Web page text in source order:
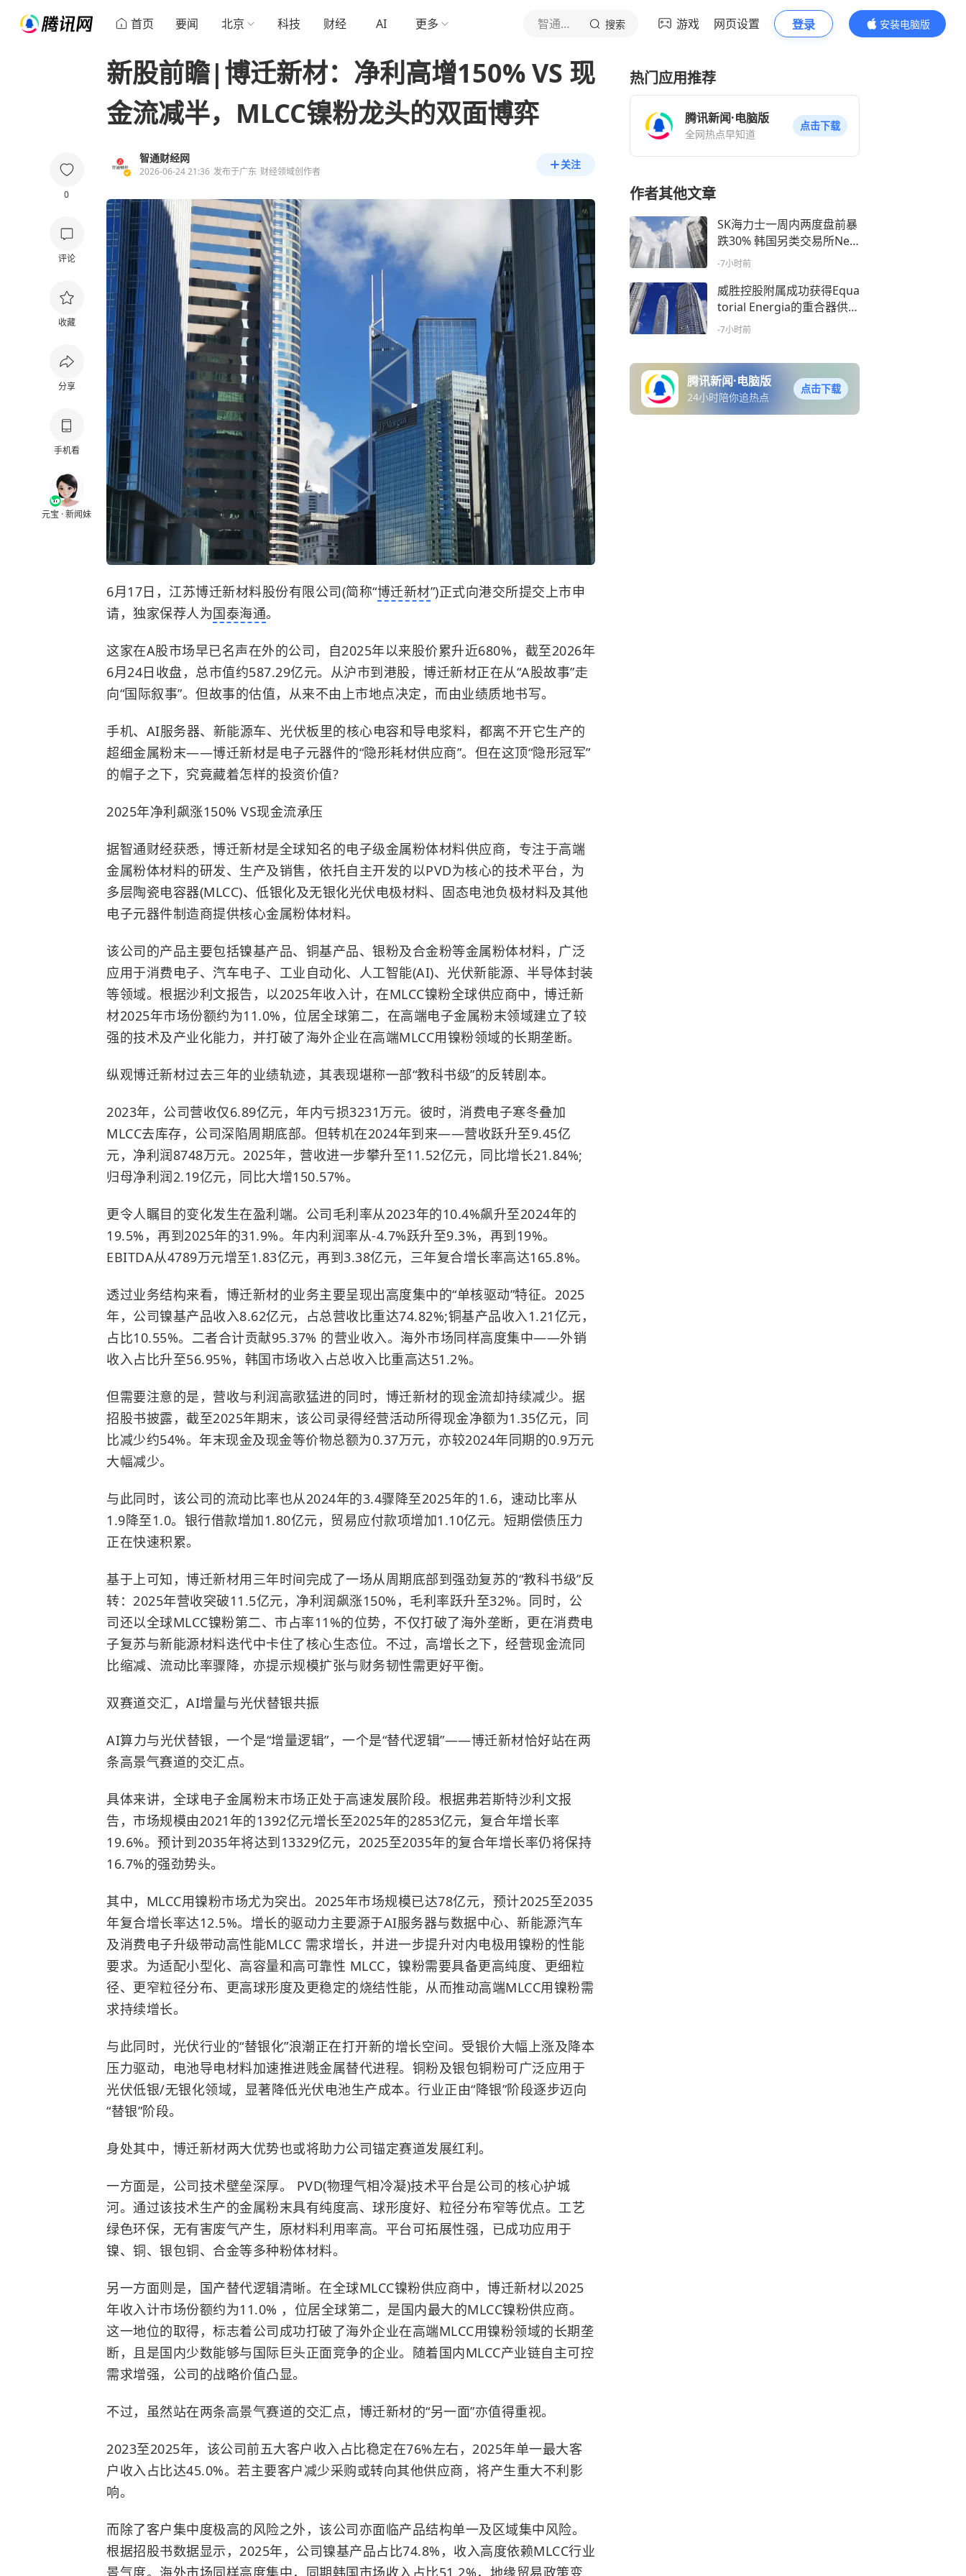
首页 要闻 北京 科技 财经 AI 更多 智通财经网 搜索 游戏 网页设置 登录
安装电脑版
内容更精彩
0
评论
收藏
分享
手机看
元宝 · 新闻妹
新股前瞻|博迁新材：净利高增150% VS 现
金流减半，MLCC镍粉龙头的双面博弈
智通财经网
2026-06-24 21:36 发布于广东 财经领域创作者
关注
6月17日，江苏博迁新材料股份有限公司(简称“博迁新材”)正式向港交所提交上市申
请，独家保荐人为国泰海通。
这家在A股市场早已名声在外的公司，自2025年以来股价累升近680%，截至2026年
6月24日收盘，总市值约587.29亿元。从沪市到港股，博迁新材正在从“A股故事”走
向“国际叙事”。但故事的估值，从来不由上市地点决定，而由业绩质地书写。
手机、AI服务器、新能源车、光伏板里的核心电容和导电浆料，都离不开它生产的
超细金属粉末——博迁新材是电子元器件的“隐形耗材供应商”。但在这顶“隐形冠军”
的帽子之下，究竟藏着怎样的投资价值?
2025年净利飙涨150% VS现金流承压
据智通财经获悉，博迁新材是全球知名的电子级金属粉体材料供应商，专注于高端
金属粉体材料的研发、生产及销售，依托自主开发的以PVD为核心的技术平台，为
多层陶瓷电容器(MLCC)、低银化及无银化光伏电极材料、固态电池负极材料及其他
电子元器件制造商提供核心金属粉体材料。
该公司的产品主要包括镍基产品、铜基产品、银粉及合金粉等金属粉体材料，广泛
应用于消费电子、汽车电子、工业自动化、人工智能(AI)、光伏新能源、半导体封装
等领域。根据沙利文报告，以2025年收入计，在MLCC镍粉全球供应商中，博迁新
材2025年市场份额约为11.0%，位居全球第二，在高端电子金属粉末领域建立了较
强的技术及产业化能力，并打破了海外企业在高端MLCC用镍粉领域的长期垄断。
纵观博迁新材过去三年的业绩轨迹，其表现堪称一部“教科书级”的反转剧本。
2023年，公司营收仅6.89亿元，年内亏损3231万元。彼时，消费电子寒冬叠加
MLCC去库存，公司深陷周期底部。但转机在2024年到来——营收跃升至9.45亿
元，净利润8748万元。2025年，营收进一步攀升至11.52亿元，同比增长21.84%;
归母净利润2.19亿元，同比大增150.57%。
更令人瞩目的变化发生在盈利端。公司毛利率从2023年的10.4%飙升至2024年的
19.5%，再到2025年的31.9%。年内利润率从-4.7%跃升至9.3%，再到19%。
EBITDA从4789万元增至1.83亿元，再到3.38亿元，三年复合增长率高达165.8%。
透过业务结构来看，博迁新材的业务主要呈现出高度集中的“单核驱动”特征。2025
年，公司镍基产品收入8.62亿元，占总营收比重达74.82%;铜基产品收入1.21亿元，
占比10.55%。二者合计贡献95.37% 的营业收入。海外市场同样高度集中——外销
收入占比升至56.95%，韩国市场收入占总收入比重高达51.2%。
但需要注意的是，营收与利润高歌猛进的同时，博迁新材的现金流却持续减少。据
招股书披露，截至2025年期末，该公司录得经营活动所得现金净额为1.35亿元，同
比减少约54%。年末现金及现金等价物总额为0.37万元，亦较2024年同期的0.9万元
大幅减少。
与此同时，该公司的流动比率也从2024年的3.4骤降至2025年的1.6，速动比率从
1.9降至1.0。银行借款增加1.80亿元，贸易应付款项增加1.10亿元。短期偿债压力
正在快速积累。
基于上可知，博迁新材用三年时间完成了一场从周期底部到强劲复苏的“教科书级”反
转：2025年营收突破11.5亿元，净利润飙涨150%，毛利率跃升至32%。同时，公
司还以全球MLCC镍粉第二、市占率11%的位势，不仅打破了海外垄断，更在消费电
子复苏与新能源材料迭代中卡住了核心生态位。不过，高增长之下，经营现金流同
比缩减、流动比率骤降，亦提示规模扩张与财务韧性需更好平衡。
双赛道交汇，AI增量与光伏替银共振
AI算力与光伏替银，一个是“增量逻辑”，一个是“替代逻辑”——博迁新材恰好站在两
条高景气赛道的交汇点。
具体来讲，全球电子金属粉末市场正处于高速发展阶段。根据弗若斯特沙利文报
告，市场规模由2021年的1392亿元增长至2025年的2853亿元，复合年增长率
19.6%。预计到2035年将达到13329亿元，2025至2035年的复合年增长率仍将保持
16.7%的强劲势头。
其中，MLCC用镍粉市场尤为突出。2025年市场规模已达78亿元，预计2025至2035
年复合增长率达12.5%。增长的驱动力主要源于AI服务器与数据中心、新能源汽车
及消费电子升级带动高性能MLCC 需求增长，并进一步提升对内电极用镍粉的性能
要求。为适配小型化、高容量和高可靠性 MLCC，镍粉需要具备更高纯度、更细粒
径、更窄粒径分布、更高球形度及更稳定的烧结性能，从而推动高端MLCC用镍粉需
求持续增长。
与此同时，光伏行业的“替银化”浪潮正在打开新的增长空间。受银价大幅上涨及降本
压力驱动，电池导电材料加速推进贱金属替代进程。铜粉及银包铜粉可广泛应用于
光伏低银/无银化领域，显著降低光伏电池生产成本。行业正由“降银”阶段逐步迈向
“替银”阶段。
身处其中，博迁新材两大优势也或将助力公司锚定赛道发展红利。
一方面是，公司技术壁垒深厚。 PVD(物理气相冷凝)技术平台是公司的核心护城
河。通过该技术生产的金属粉末具有纯度高、球形度好、粒径分布窄等优点。工艺
绿色环保，无有害废气产生，原材料利用率高。平台可拓展性强，已成功应用于
镍、铜、银包铜、合金等多种粉体材料。
另一方面则是，国产替代逻辑清晰。在全球MLCC镍粉供应商中，博迁新材以2025
年收入计市场份额约为11.0% ，位居全球第二，是国内最大的MLCC镍粉供应商。
这一地位的取得，标志着公司成功打破了海外企业在高端MLCC用镍粉领域的长期垄
断，且是国内少数能够与国际巨头正面竞争的企业。随着国内MLCC产业链自主可控
需求增强，公司的战略价值凸显。
不过，虽然站在两条高景气赛道的交汇点，博迁新材的“另一面”亦值得重视。
2023至2025年，该公司前五大客户收入占比稳定在76%左右，2025年单一最大客
户收入占比达45.0%。若主要客户减少采购或转向其他供应商，将产生重大不利影
响。
而除了客户集中度极高的风险之外，该公司亦面临产品结构单一及区域集中风险。
根据招股书数据显示，2025年，公司镍基产品占比74.8%，收入高度依赖MLCC行业
热门应用推荐
腾讯新闻·电脑版
全网热点早知道
点击下载
作者其他文章
SK海力士一周内两度盘前暴
跌30% 韩国另类交易所Next
rade频现“鬼影交易”遭质疑
-7小时前
威胜控股附属成功获得Equa
torial Energia的重合器供货
合约 合约总金额约1.1亿巴
-7小时前
腾讯新闻·电脑版
24小时陪你追热点
点击下载